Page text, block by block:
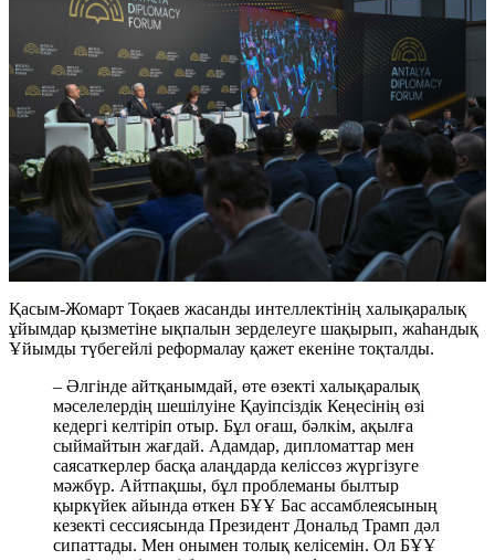
Қасым-Жомарт Тоқаев жасанды интеллектінің халықаралық
ұйымдар қызметіне ықпалын зерделеуге шақырып, жаһандық
Ұйымды түбегейлі реформалау қажет екеніне тоқталды.
– Әлгінде айтқанымдай, өте өзекті халықаралық
мәселелердің шешілуіне Қауіпсіздік Кеңесінің өзі
кедергі келтіріп отыр. Бұл оғаш, бәлкім, ақылға
сыймайтын жағдай. Адамдар, дипломаттар мен
саясаткерлер басқа алаңдарда келіссөз жүргізуге
мәжбүр. Айтпақшы, бұл проблеманы былтыр
қыркүйек айында өткен БҰҰ Бас ассамблеясының
кезекті сессиясында Президент Дональд Трамп дәл
сипаттады. Мен онымен толық келісемін. Ол БҰҰ